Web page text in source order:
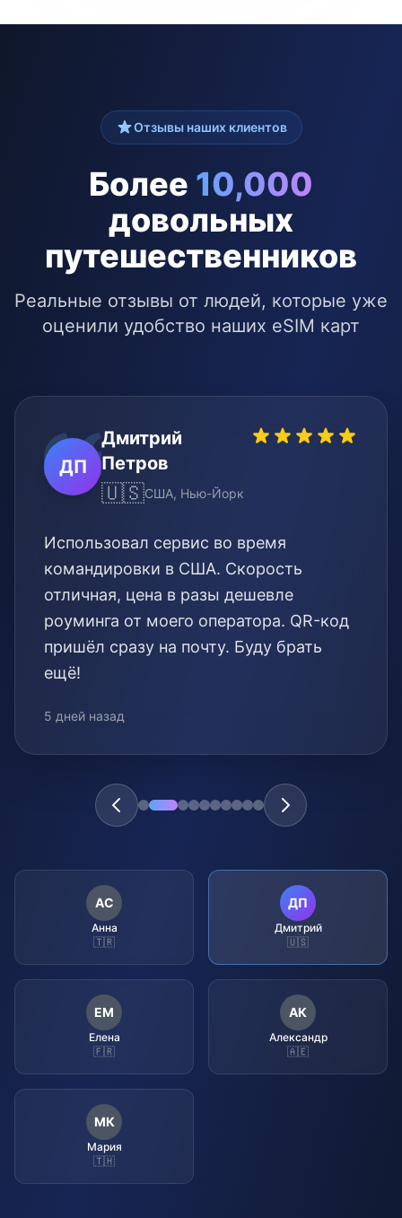
Отзывы наших клиентов
Более 10,000
довольных
путешественников
Реальные отзывы от людей, которые уже
оценили удобство наших eSIM карт
ДП
Дмитрий
Петров
🇺🇸США, Нью-Йорк
Использовал сервис во время
командировки в США. Скорость
отличная, цена в разы дешевле
роуминга от моего оператора. QR-код
пришёл сразу на почту. Буду брать
ещё!
5 дней назад
АС
Анна
🇹🇷
ДП
Дмитрий
🇺🇸
ЕМ
Елена
🇫🇷
АК
Александр
🇦🇪
МК
Мария
🇹🇭